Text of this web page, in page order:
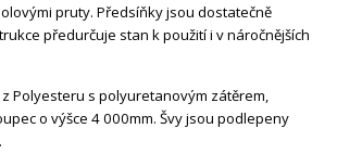
pruty. Předsíňky jsou dostatečně
předurčuje stan k použití i v náročnějších
Polyesteru s polyuretanovým zátěrem,
o výšce 4 000mm. Švy jsou podlepeny